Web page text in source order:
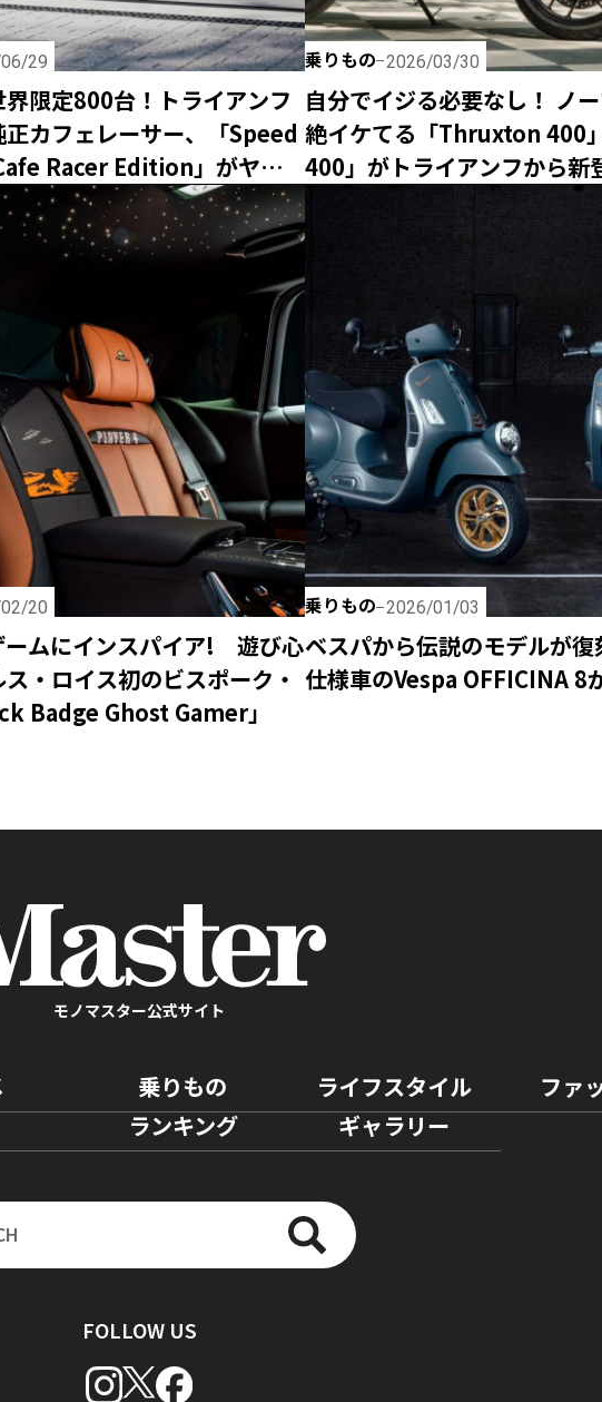
29
限定800台！トライアンフ
カフェレーサー、「Speed
Racer Edition」がヤバす
乗りもの 2026/03/30
自分でイジる必要なし！ ノ
絶イケてる「Thruxton 400
400」がトライアンフから新
20
ームにインスパイア! 遊び心
・ロイス初のビスポーク・
Badge Ghost Gamer」
乗りもの 2026/01/03
ベスパから伝説のモデルが
仕様車のVespa OFFICINA 8
モノマスター公式サイト
乗りもの ライフスタイル
ファ
ランキング ギャラリー
FOLLOW US